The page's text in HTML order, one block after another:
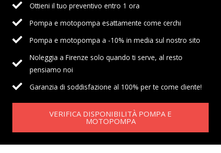
Ottieni il tuo preventivo entro 1 ora
Pompa e motopompa esattamente come cerchi
Pompa e motopompa a -10% in media sul nostro sito
Noleggia a Firenze solo quando ti serve, al resto
pensiamo noi
Garanzia di soddisfazione al 100% per te come cliente!
VERIFICA DISPONIBILITÀ POMPA E
MOTOPOMPA